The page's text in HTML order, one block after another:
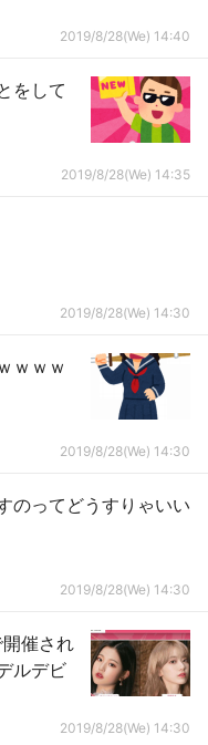
2019/8/28(We) 14:40
をして
2019/8/28(We) 14:35
2019/8/28(We) 14:30
ｗｗｗ
2019/8/28(We) 14:30
のってどうすりゃいい
2019/8/28(We) 14:30
開催され
ルデビ
2019/8/28(We) 14:30